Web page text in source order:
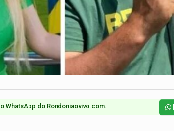
WhatsApp do Rondoniaovivo.com.​